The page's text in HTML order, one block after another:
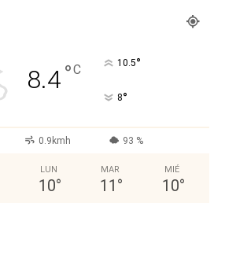
8.4°C 10.5°
8°
0.9kmh 93 %
LUN
10°
MAR
11 °
MIÉ
10°